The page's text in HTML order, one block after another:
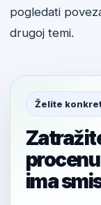
pogledati
drugoj temi.
Želite
ima